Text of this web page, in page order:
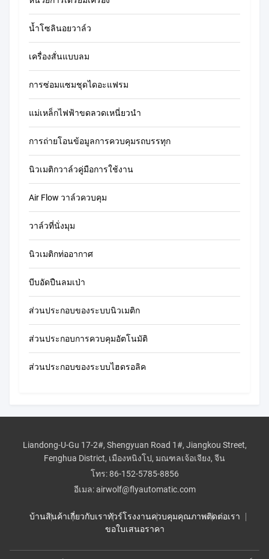
น้ำโซลินอยวาล์ว
เครื่องสั่นแบบลม
การซ่อมแซมชุดไดอะแฟรม
แม่เหล็กไฟฟ้าขดลวดเหนี่ยวนำ
การถ่ายโอนข้อมูลการควบคุมรถบรรทุก
นิวเมติกวาล์วคู่มือการใช้งาน
Air Flow วาล์วควบคุม
วาล์วที่นั่งมุม
นิวเมติกท่ออากาศ
บีบอัดปืนลมเป่า
ส่วนประกอบของระบบนิวเมติก
ส่วนประกอบการควบคุมอัตโนมัติ
ส่วนประกอบของระบบไฮดรอลิค
Liandong-U-Gu 17-2#, Shengyuan Road 1#, Jiangkou Street,
Fenghua District, เมืองหนิงโป, มณฑลเจ้อเจียง, จีน
โทร:86-152-5785-8856
อีเมล:airwolf@flyautomatic.com
บ้านสินค้าเกี่ยวกับเราทัวร์โรงงานควบคุมคุณภาพติดต่อเรา
ขอใบเสนอราคา